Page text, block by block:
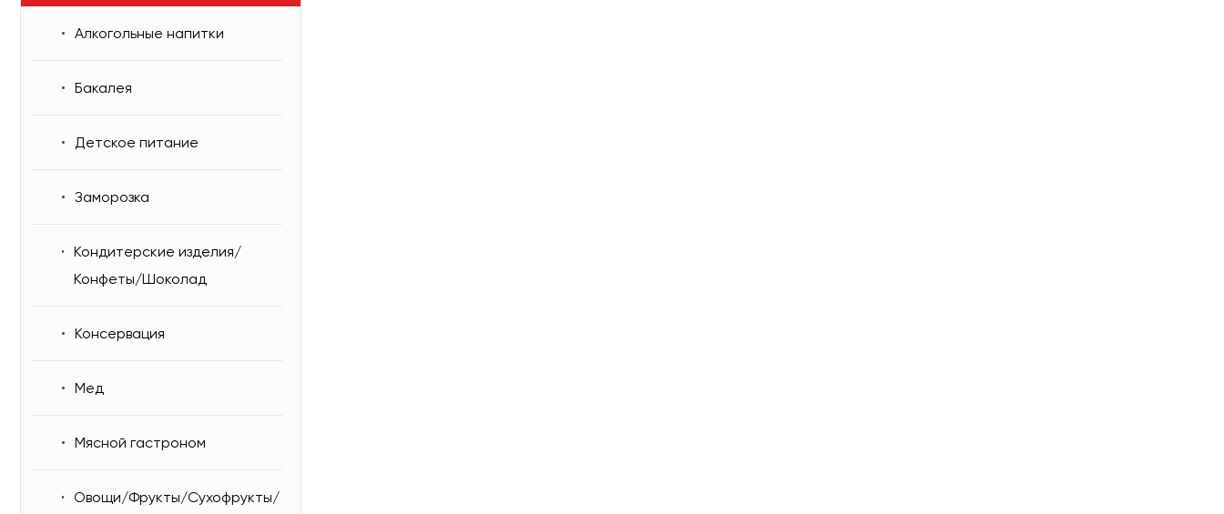
Алкогольные напитки
Бакалея
Детское питание
Заморозка
Кондитерские изделия/
Конфеты/Шоколад
Консервация
Мед
Мясной гастроном
Овощи/Фрукты/Сухофрукты/